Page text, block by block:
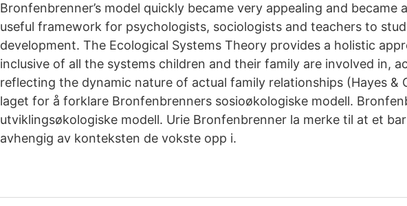
Bronfenbrenner’s model quickly became very appealing and became
useful framework for psychologists, sociologists and teachers to
development. The Ecological Systems Theory provides a holistic
inclusive of all the systems children and their family are involved in,
reflecting the dynamic nature of actual family relationships (Hayes &
laget for å forklare Bronfenbrenners sosioøkologiske modell.
utviklingsøkologiske modell. Urie Bronfenbrenner la merke til at et
avhengig av konteksten de vokste opp i.